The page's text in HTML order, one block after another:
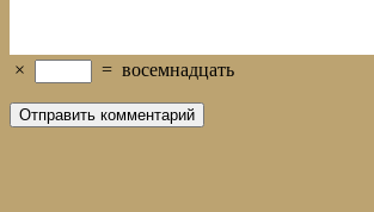
× = восемнадцать